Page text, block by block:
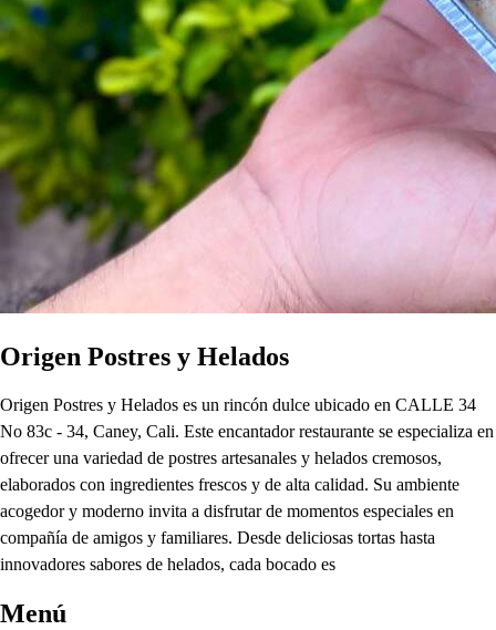
Origen Postres y Helados
Origen Postres y Helados es un rincón dulce ubicado en CALLE 34
No 83c - 34, Caney, Cali. Este encantador restaurante se especializa en
ofrecer una variedad de postres artesanales y helados cremosos,
elaborados con ingredientes frescos y de alta calidad. Su ambiente
acogedor y moderno invita a disfrutar de momentos especiales en
compañía de amigos y familiares. Desde deliciosas tortas hasta
innovadores sabores de helados, cada bocado es
Menú